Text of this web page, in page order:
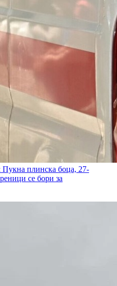
плинска боца, 27-
се бори за